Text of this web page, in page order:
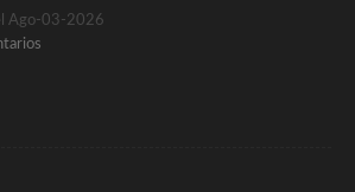
Ago-03-2026